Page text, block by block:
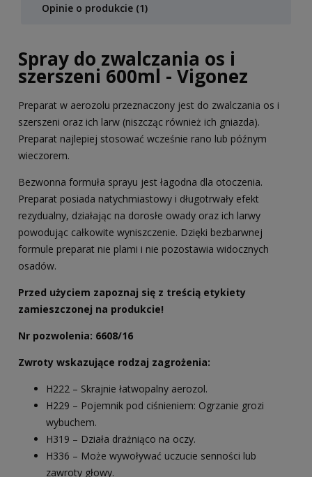
Opinie o produkcie (1)
Spray do zwalczania os i
szerszeni 600ml - Vigonez
Preparat w aerozolu przeznaczony jest do zwalczania os i
szerszeni oraz ich larw (niszcząc również ich gniazda).
Preparat najlepiej stosować wcześnie rano lub późnym
wieczorem.
Bezwonna formuła sprayu jest łagodna dla otoczenia.
Preparat posiada natychmiastowy i długotrwały efekt
rezydualny, działając na dorosłe owady oraz ich larwy
powodując całkowite wyniszczenie. Dzięki bezbarwnej
formule preparat nie plami i nie pozostawia widocznych
osadów.
Przed użyciem zapoznaj się z treścią etykiety
zamieszczonej na produkcie!
Nr pozwolenia: 6608/16
Zwroty wskazujące rodzaj zagrożenia:
H222 – Skrajnie łatwopalny aerozol.
H229 – Pojemnik pod ciśnieniem: Ogrzanie grozi
wybuchem.
H319 – Działa drażniąco na oczy.
H336 – Może wywoływać uczucie senności lub
zawroty głowy.